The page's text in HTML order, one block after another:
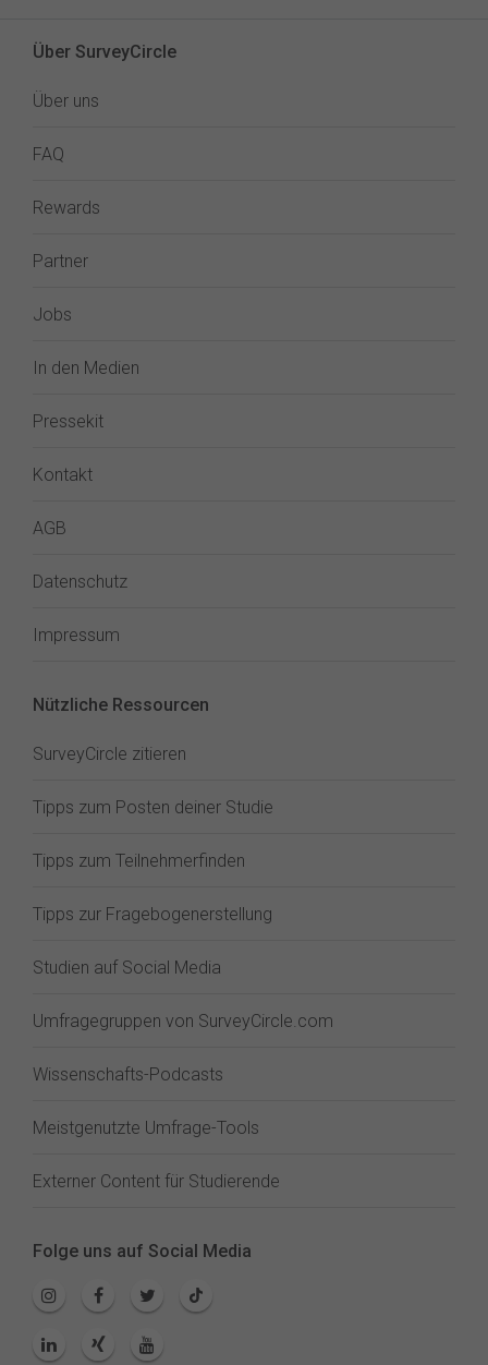
Über SurveyCircle
Über uns
FAQ
Rewards
Partner
Jobs
In den Medien
Pressekit
Kontakt
AGB
Datenschutz
Impressum
Nützliche Ressourcen
SurveyCircle zitieren
Tipps zum Posten deiner Studie
Tipps zum Teilnehmerfinden
Tipps zur Fragebogenerstellung
Studien auf Social Media
Umfragegruppen von SurveyCircle.com
Wissenschafts-Podcasts
Meistgenutzte Umfrage-Tools
Externer Content für Studierende
Folge uns auf Social Media